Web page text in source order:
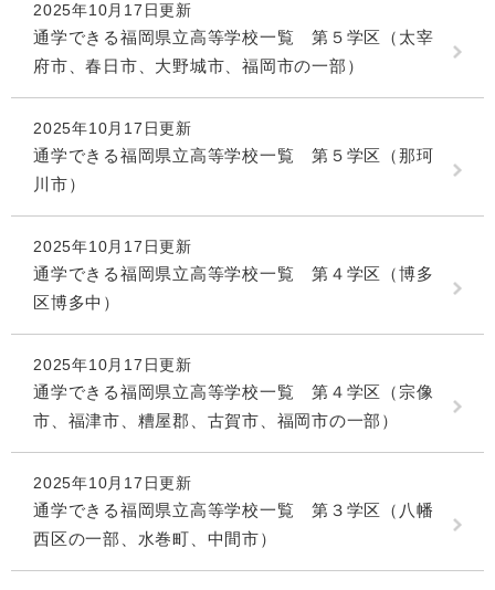
2025年10月17日更新
通学できる福岡県立高等学校一覧 第５学区（太宰
府市、春日市、大野城市、福岡市の一部）
2025年10月17日更新
通学できる福岡県立高等学校一覧 第５学区（那珂
川市）
2025年10月17日更新
通学できる福岡県立高等学校一覧 第４学区（博多
区博多中）
2025年10月17日更新
通学できる福岡県立高等学校一覧 第４学区（宗像
市、福津市、糟屋郡、古賀市、福岡市の一部）
2025年10月17日更新
通学できる福岡県立高等学校一覧 第３学区（八幡
西区の一部、水巻町、中間市）